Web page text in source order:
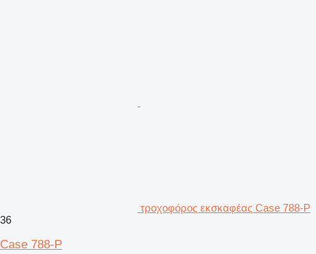
τροχοφόρος εκσκαφέας Case 788-P
36
Case 788-P